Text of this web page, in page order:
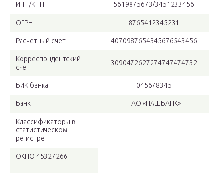
ИНН/КПП 5619875673/3451233456
ОГРН 8765412345231
Расчетный счет 4070987654345676543456
Корреспондентский
счет
3090472627274747474732
БИК банка 045678345
Банк ПАО «НАШБАНК»
Классификаторы в
статистическом
регистре
ОКПО 45327266